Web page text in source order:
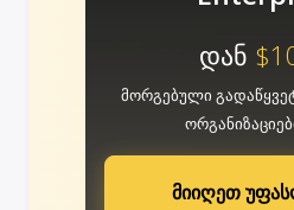
დან
მორგებული
მიიღეთ